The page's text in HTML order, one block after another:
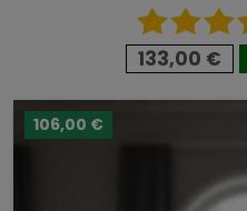
133,00 €
106,00 €